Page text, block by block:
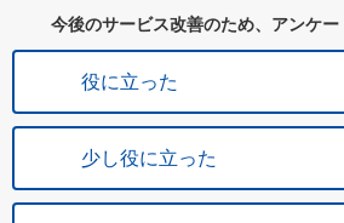
今後のサービス改善のため、アンケ
役に立った
少し役に立った